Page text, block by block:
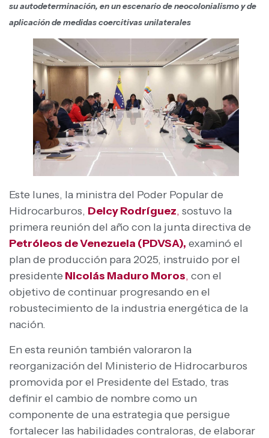
su autodeterminación, en un escenario de neocolonialismo y de
aplicación de medidas coercitivas unilaterales
Este lunes, la ministra del Poder Popular de
Hidrocarburos, Delcy Rodríguez, sostuvo la
primera reunión del año con la junta directiva de
Petróleos de Venezuela (PDVSA), examinó el
plan de producción para 2025, instruido por el
presidente Nicolás Maduro Moros, con el
objetivo de continuar progresando en el
robustecimiento de la industria energética de la
nación.
En esta reunión también valoraron la
reorganización del Ministerio de Hidrocarburos
promovida por el Presidente del Estado, tras
definir el cambio de nombre como un
componente de una estrategia que persigue
fortalecer las habilidades contraloras, de elaborar